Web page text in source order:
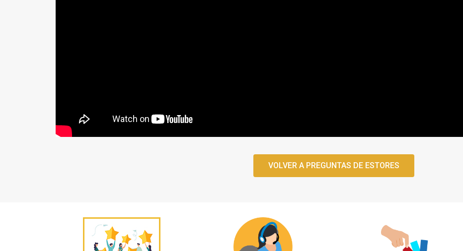
VOLVER A PREGUNTAS DE ESTORES